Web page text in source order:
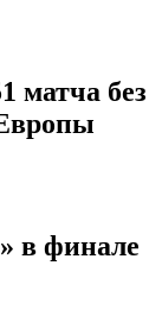
матча без
в финале